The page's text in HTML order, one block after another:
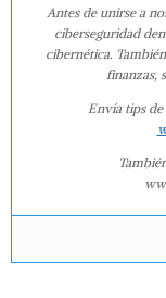
Antes de unirse a
ciberseguridad
cibernética.
finanzas,
Envía tips